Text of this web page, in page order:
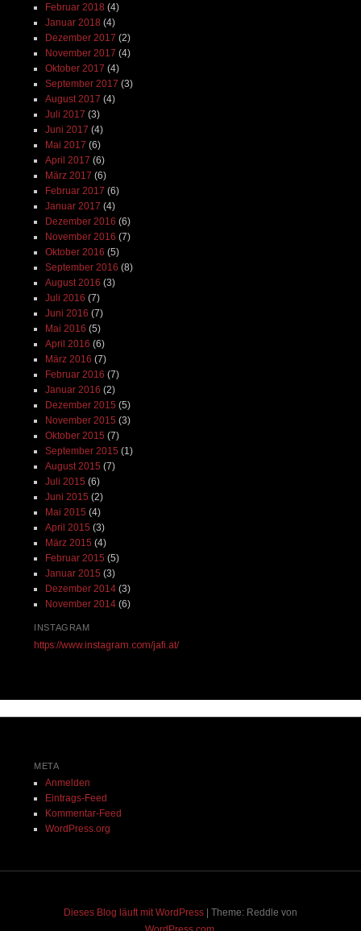
Februar 2018 (4)
Januar 2018 (4)
Dezember 2017 (2)
November 2017 (4)
Oktober 2017 (4)
September 2017 (3)
August 2017 (4)
Juli 2017 (3)
Juni 2017 (4)
Mai 2017 (6)
April 2017 (6)
März 2017 (6)
Februar 2017 (6)
Januar 2017 (4)
Dezember 2016 (6)
November 2016 (7)
Oktober 2016 (5)
September 2016 (8)
August 2016 (3)
Juli 2016 (7)
Juni 2016 (7)
Mai 2016 (5)
April 2016 (6)
März 2016 (7)
Februar 2016 (7)
Januar 2016 (2)
Dezember 2015 (5)
November 2015 (3)
Oktober 2015 (7)
September 2015 (1)
August 2015 (7)
Juli 2015 (6)
Juni 2015 (2)
Mai 2015 (4)
April 2015 (3)
März 2015 (4)
Februar 2015 (5)
Januar 2015 (3)
Dezember 2014(3)
November 2014(6)
INSTAGRAM
https://www.instagram.com/jafi.at/
META
Anmelden
Eintrags-Feed
Kommentar-Feed
WordPress.org
Dieses Blog läuft mit WordPress | Theme: Reddle von